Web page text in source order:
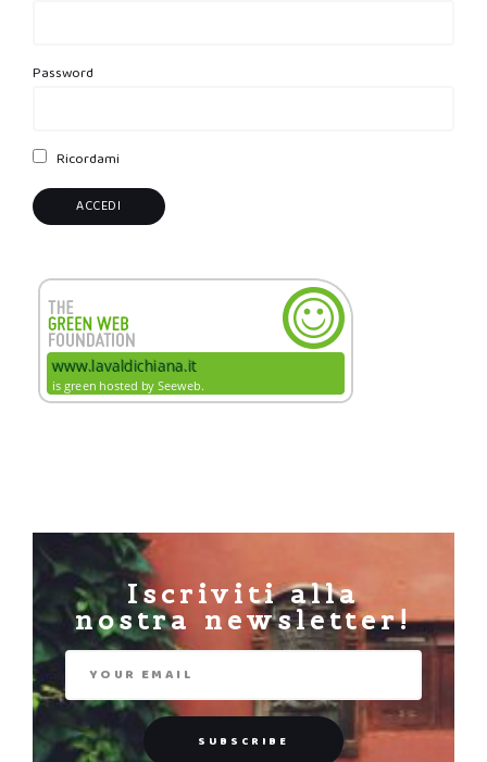
Password
Ricordami
Iscriviti alla
nostra newsletter!